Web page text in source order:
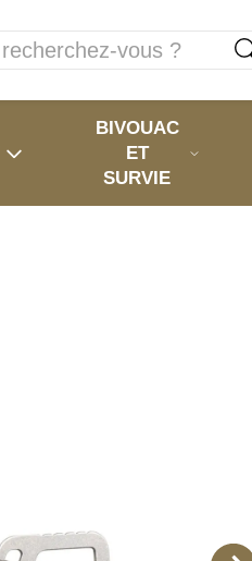
BIVOUAC
ET
SURVIE